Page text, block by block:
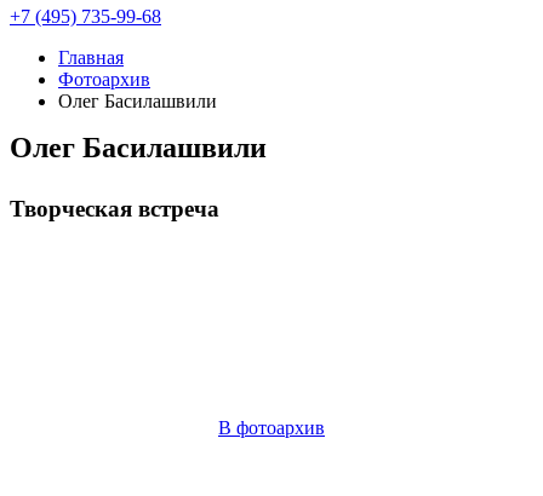
+7 (495) 735-99-68
Главная
Фотоархив
Олег Басилашвили
Олег Басилашвили
Творческая встреча
В фотоархив